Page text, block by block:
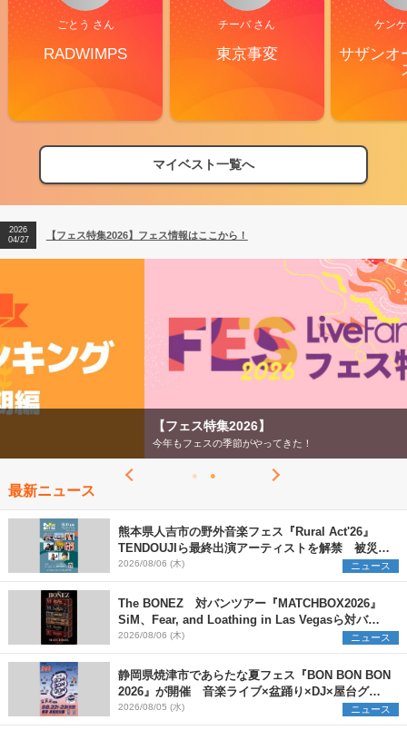
ごとう さん
RADWIMPS
チーバ さん
東京事変
ケン
サザンオ
マイベスト一覧へ
【フェス特集2026】フェス情報はここから！
【ライブ動員ランキング】2026年上半期編発表！
2026
04/27
【フェス特集2026】フェス情報はここから！
2026
今年もフェスの季節がやってきた！
最新ニュース
熊本県人吉市の野外音楽フェス『Rural Act'26』
TENDOUJIら最終出演アーティストを解禁 被災地
支援プロジェクトの始動も発表
2026/08/06 (木) ニュース
The BONEZ 対バンツアー『MATCHBOX2026』
SiM、Fear, and Loathing in Las Vegasら対バン
アーティストを一斉解禁
2026/08/06 (木) ニュース
静岡県焼津市であらたな夏フェス『BON BON BON
2026』が開催 音楽ライブ×盆踊り×DJ×屋台グル
メ×ランタンナイトで彩る2日間
2026/08/05 (水) ニュース